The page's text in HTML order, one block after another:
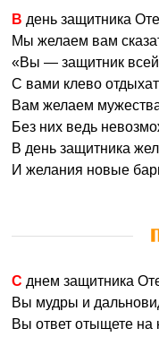
В день защитника
Мы желаем вам
«Вы — защитник
С вами клево
Вам желаем
Без них ведь
В день защитника
И желания новые
С днем защитника
Вы мудры и
Вы ответ отыщете